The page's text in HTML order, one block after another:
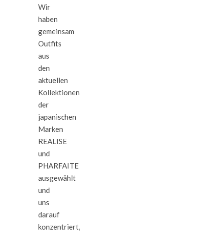
Wir
haben
gemeinsam
Outfits
aus
den
aktuellen
Kollektionen
der
japanischen
Marken
REALISE
und
PHARFAITE
ausgewählt
und
uns
darauf
konzentriert,